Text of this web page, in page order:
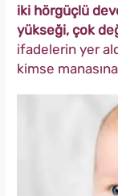
iki hörgüçlü
yükseği, çok
ifadelerin yer
kimse